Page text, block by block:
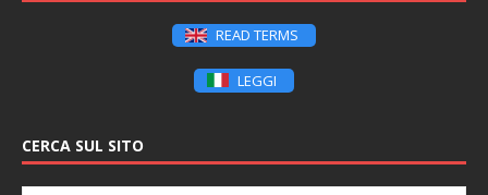
READ TERMS
LEGGI
CERCA SUL SITO